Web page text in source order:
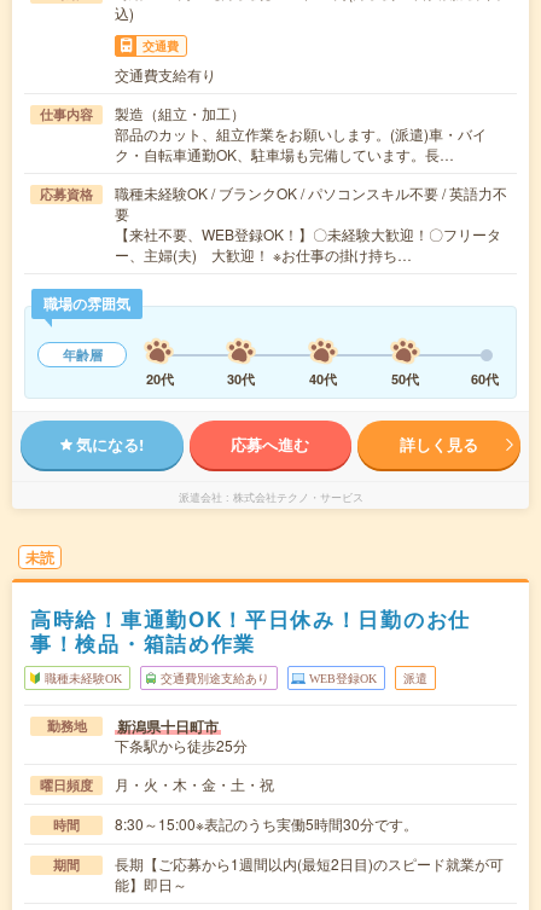
込)
交通費
交通費支給有り
仕事内容
製造（組立・加工）
部品のカット、組立作業をお願いします。(派遣)車・バイ
ク・自転車通勤OK、駐車場も完備しています。長…
応募資格
職種未経験OK / ブランクOK / パソコンスキル不要 / 英語力不
要
【来社不要、WEB登録OK！】〇未経験大歓迎！〇フリータ
ー、主婦(夫) 大歓迎！ ※お仕事の掛け持ち…
職場の雰囲気
年齢層
20代
30代 40代 50代 60代
気になる! 応募へ進む 詳しく見る
派遣会社 株式会社テクノ・サービス
未読
高時給！車通勤OK！平日休み！日勤のお仕
事！検品・箱詰め作業
職種未経験OK 交通費別途支給あり WEB登録OK 派遣
勤務地 新潟県十日町市
下条駅から徒歩25分
曜日頻度 月・火・木・金・土・祝
時間 8:30～15:00※表記のうち実働5時間30分です。
期間
長期【ご応募から1週間以内(最短2日目)のスピード就業が可
能】即日～